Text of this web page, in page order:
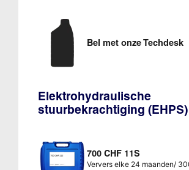
Bel met onze Techdesk
Elektrohydraulische
stuurbekrachtiging (EHPS)
700 CHF 11S
Ververs elke 24 maanden/